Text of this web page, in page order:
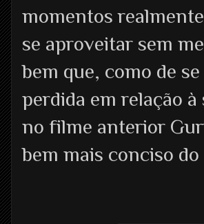
momentos
se aproveitar sem
bem que, como de
perdida em relação
no filme anterior
bem mais conciso